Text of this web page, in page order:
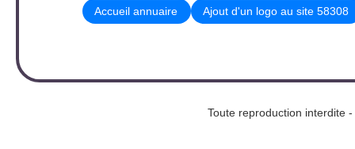
Accueil annuaire Ajout d'un logo au site 58308
Toute reproduction interdite